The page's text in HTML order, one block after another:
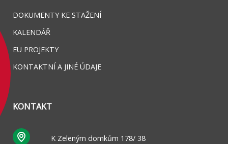
DOKUMENTY KE STAŽENÍ
KALENDÁŘ
EU PROJEKTY
KONTAKTNÍ A JINÉ ÚDAJE
KONTAKT
K Zeleným domkům 178/ 38